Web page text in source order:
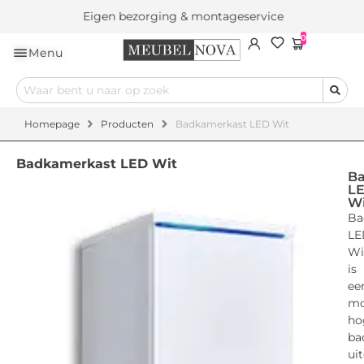
Eigen bezorging & montageservice
Menu
0
Homepage Producten Badkamerkast LED Wit
Badkamerkast LED Wit
is